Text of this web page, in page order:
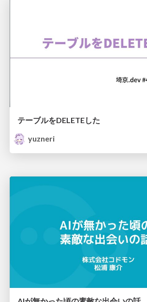
テーブルをDELETEした
yuzneri